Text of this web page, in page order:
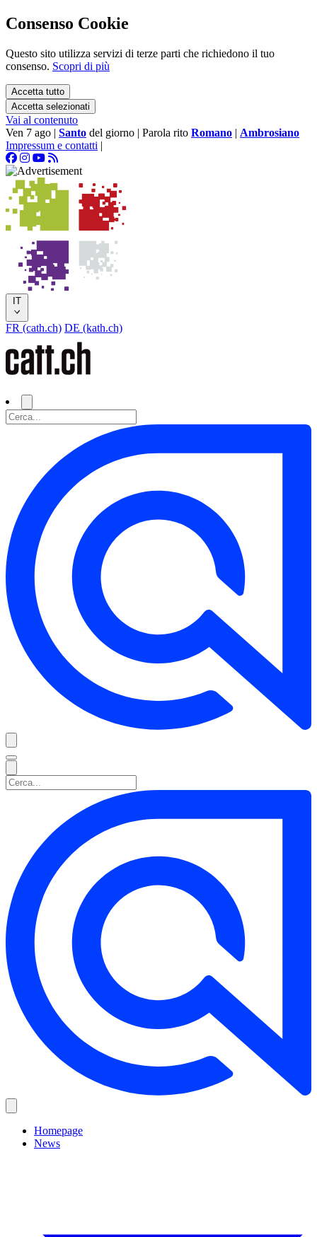
Consenso Cookie
Questo sito utilizza servizi di terze parti che richiedono il tuo
consenso. Scopri di più
Accetta tutto
Accetta selezionati
Vai al contenuto
Ven 7 ago | Santo del giorno | Parola rito Romano | Ambrosiano
Impressum e contatti |
IT
FR (cath.ch) DE (kath.ch)
Homepage
News